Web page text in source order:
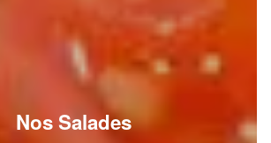
Nos Salades